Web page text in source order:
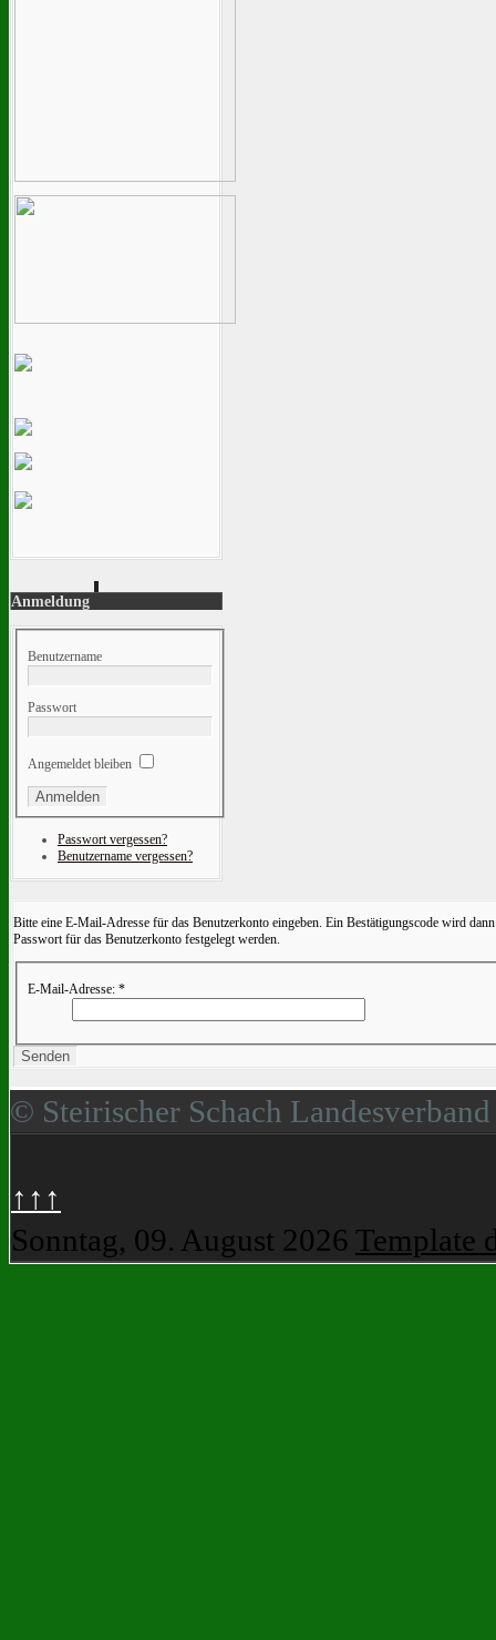
Anmeldung
Benutzername
Passwort
Angemeldet bleiben
Passwort vergessen?
Benutzername vergessen?
Bitte eine E-Mail-Adresse für das Benutzerkonto eingeben. Ein Bestätigungscode wird
Passwort für das Benutzerkonto festgelegt werden.
E-Mail-Adresse: *
Senden
© Steirischer Schach Landesverband
↑↑↑
Sonntag, 09. August 2026 Template